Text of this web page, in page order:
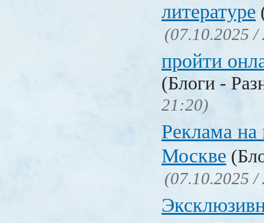
литературе
(07.10.2025 /
пройти
(Блоги -
21:20)
Реклама на
Москве
(07.10.2025 /